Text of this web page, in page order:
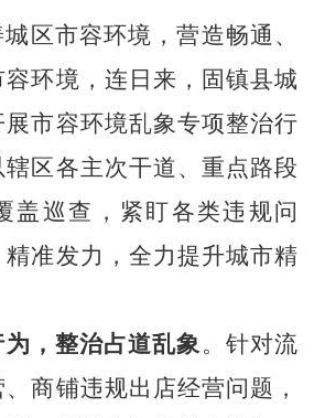
区市容环境，营造畅通、
容环境， 连日来 ， 固镇县城
展市容环境乱象专项整治行
区各主次干道、重点路段
盖巡查，紧盯各类违规问
准发力，全力提升城市精
，整治占道乱象。针对流
商铺违规出店经营问题，